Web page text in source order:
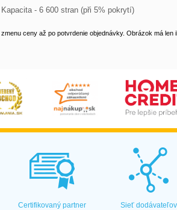
- 6 600 stran (při 5% pokrytí)
ceny až po potvrdenie objednávky. Obrázok má len
Certifikovaný partner Sieť dodávateľov